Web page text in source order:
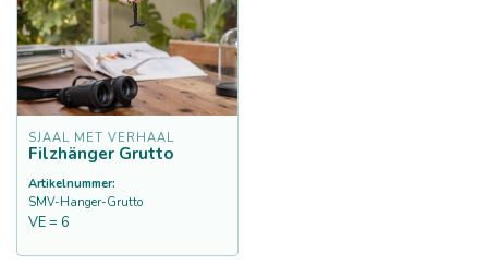
SJAAL MET VERHAAL
Filzhänger Grutto
Artikelnummer:
SMV-Hanger-Grutto
VE = 6